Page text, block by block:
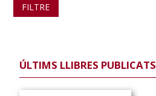
FILTRE
ÚLTIMS LLIBRES PUBLICATS